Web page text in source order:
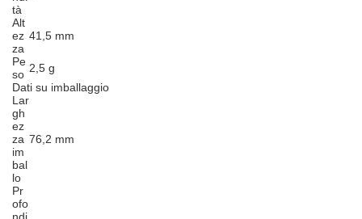
tà
Alt
ez
za
41,5 mm
Pe
so 2,5 g
Dati su imballaggio
Lar
gh
ez
za
im
bal
lo
76,2 mm
Pr
ofo